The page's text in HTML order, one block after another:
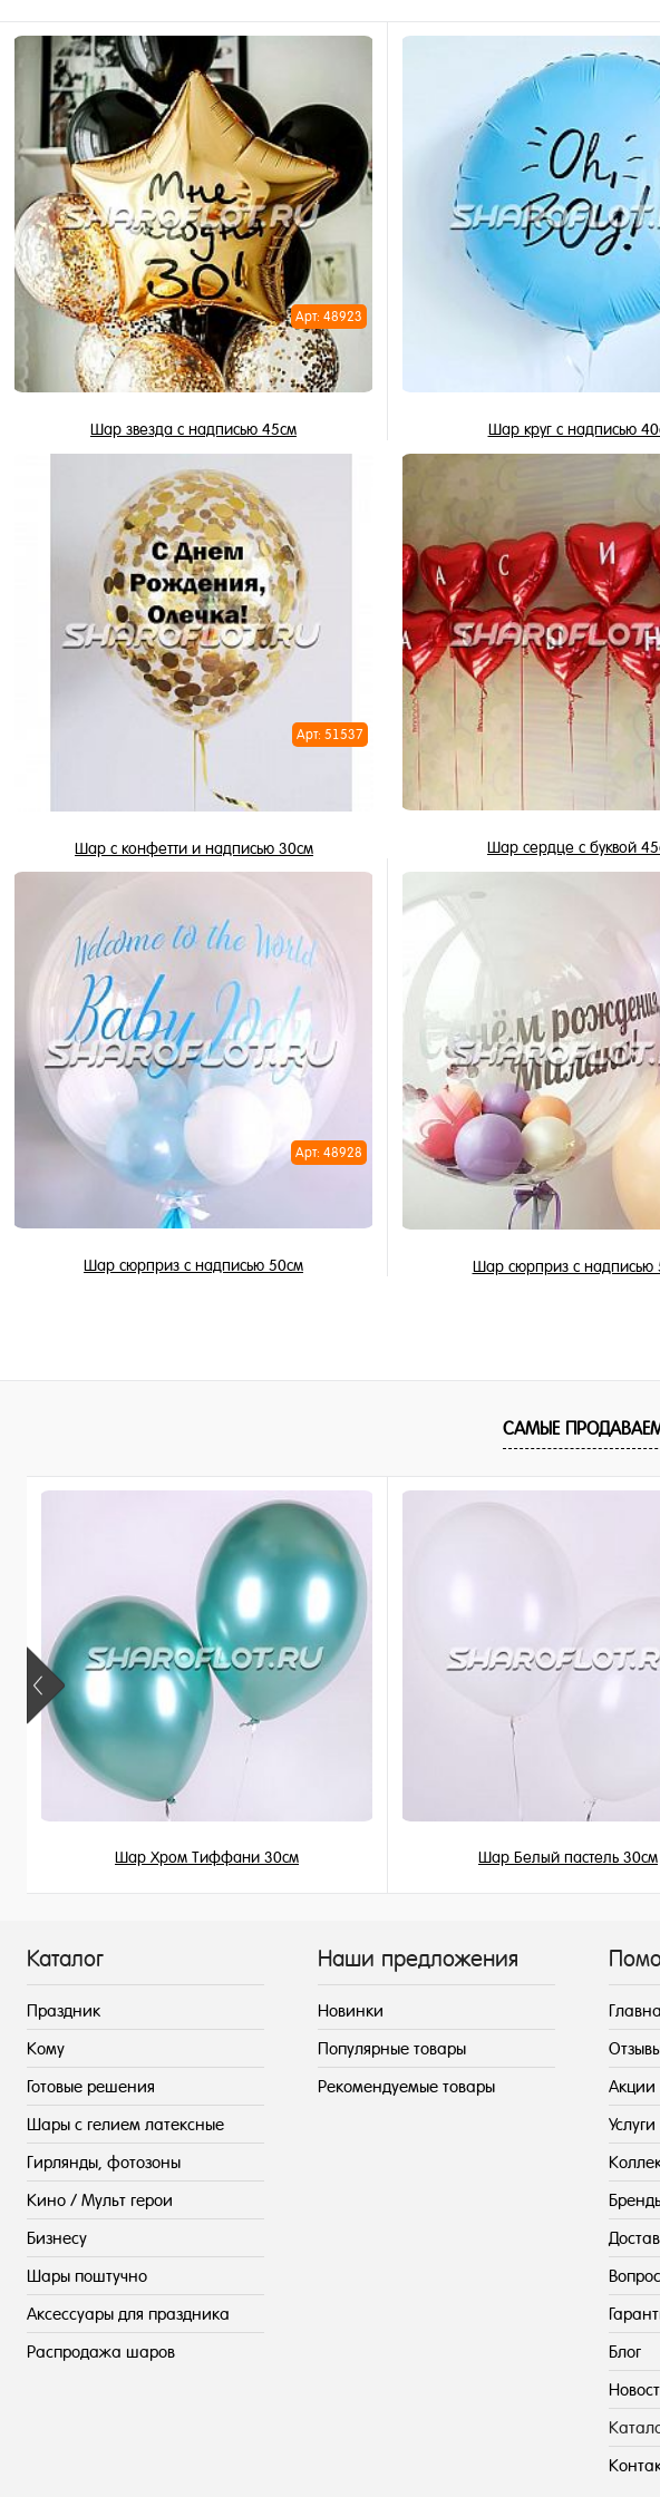
Арт: 48923
Шар звезда с надписью 45см
495 ₽/ шт
В корзину
Купить в 1 клик
В избранное
Шар круг с надписью
В корзину
Купить в 1 клик
В избранное
В наличии
Арт: 51537
Шар с конфетти и надписью 30см
/ шт
В корзину
Купить в 1 клик
В избранное
В наличии
Шар сердце с буквой
В корзину
Купить в 1 клик
В избранное
В наличии
Арт: 48928
Шар сюрприз с надписью 50см
В избранное
Шар сюрприз с надписью
В избранное
В наличии
САМЫЕ
Шар Хром Тиффани 30см Шар Белый пастель 30см
Каталог
Праздник
Кому
Готовые решения
Шары с гелием латексные
Гирлянды, фотозоны
Кино / Мульт герои
Бизнесу
Шары поштучно
Аксессуары для праздника
Распродажа шаров
Наши предложения
Новинки
Популярные товары
Рекомендуемые товары
Акции
Услуги
Блог